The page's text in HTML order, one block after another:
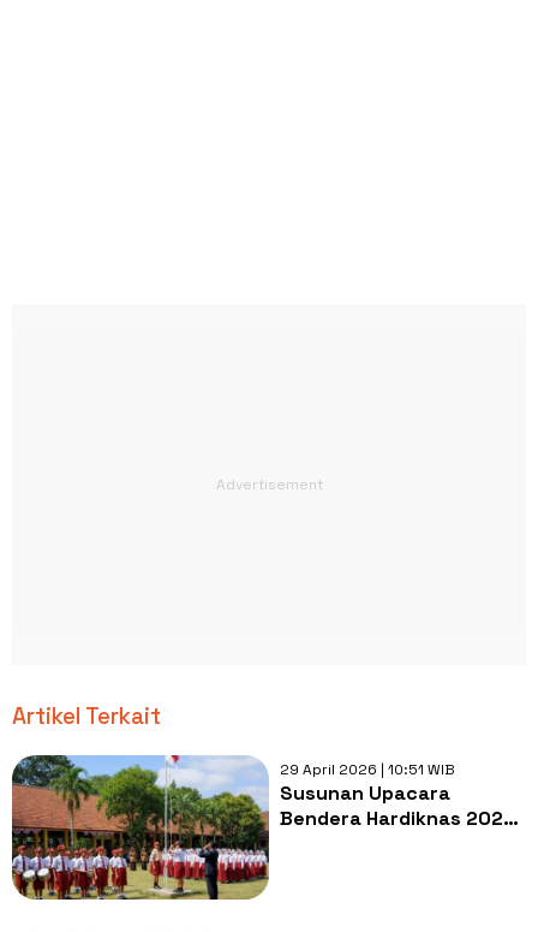
Artikel Terkait
29 April 2026 | 10:51 WIB
Susunan Upacara
Bendera Hardiknas 2026